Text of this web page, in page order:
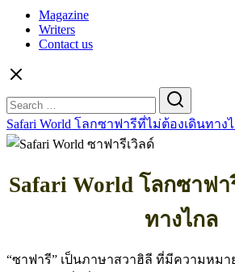
Magazine
Writers
Contact us
for:
Safari World โลกซาฟารีที่ไม่ต้องเดินทาง
Safari World โลกซาฟ
ทางไกล
“ซาฟารี” เป็นภาษาสวาฮิลี ที่มีความหมา